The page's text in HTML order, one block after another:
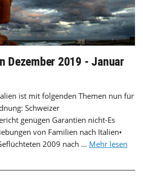
Dezember 2019 - Januar
ist mit folgenden Themen nun für
Schweizer
genügen Garantien nicht-Es
von Familien nach Italien•
2009 nach ... Mehr lesen